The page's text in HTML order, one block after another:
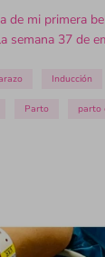
de mi primera
semana 37 de
Inducción
Parto parto